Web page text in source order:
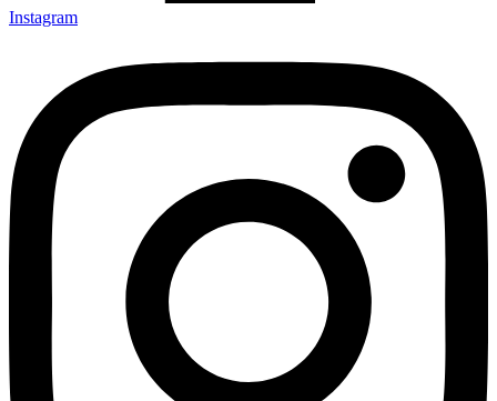
Instagram